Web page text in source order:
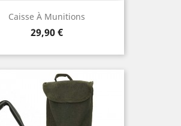
Caisse À Munitions
Prix
29,90 €